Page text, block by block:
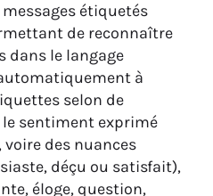
étiquetés
de reconnaître
dans le langage
à
selon de
sentiment exprimé
des nuances
déçu ou satisfait),
éloge, question,